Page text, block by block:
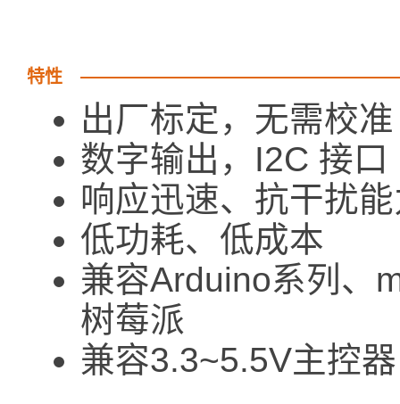
特性
出厂标定，无需校准
数字输出，I2C 接口
响应迅速、抗干扰
低功耗、低成本
兼容Arduino系列、
树莓派
兼容3.3~5.5V主控器